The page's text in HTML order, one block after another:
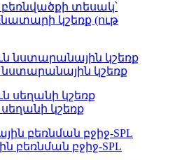
տեսակ՝
կշեռք (ութ
նստարանային կշեռք
սեղանի կշեռք
բեռնման բջիջ-SPL